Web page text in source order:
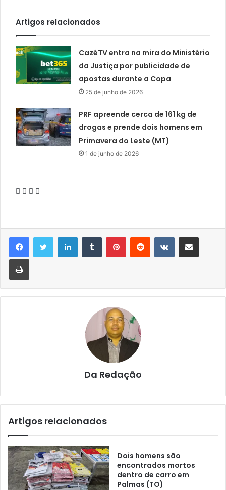
Artigos relacionados
CazéTV entra na mira do Ministério
da Justiça por publicidade de
apostas durante a Copa
25 de junho de 2026
PRF apreende cerca de 161 kg de
drogas e prende dois homens em
Primavera do Leste (MT)
1 de junho de 2026
LinkedinTumblr PinterestReddit VK Compartilhar via e-mail
Imprimir
Da Redação
Artigos relacionados
Dois homens são
encontrados mortos
dentro de carro em
Palmas (TO)